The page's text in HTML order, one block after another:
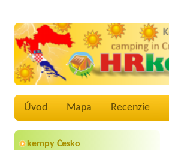
Úvod Mapa Recenzíe
kempy Česko